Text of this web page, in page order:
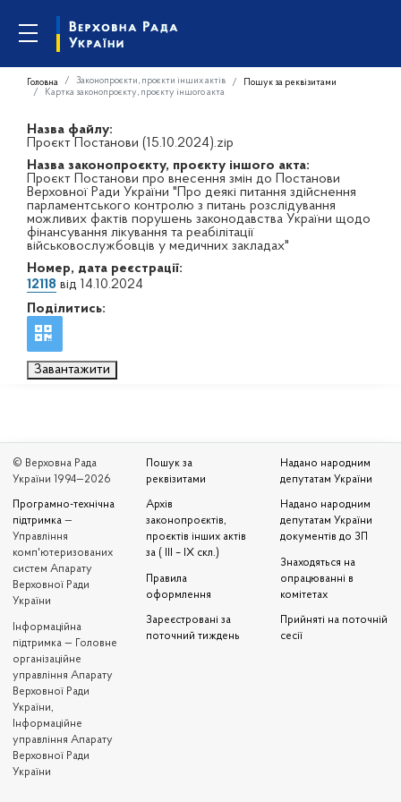
Головна Законопроєкти, проєкти інших актів
Пошук за реквізитами
Картка законопроєкту, проєкту іншого акта
Назва файлу:
Проєкт Постанови (15.10.2024).zip
Назва законопроєкту, проєкту іншого акта:
Проєкт Постанови про внесення змін до Постанови
Верховної Ради України "Про деякі питання здійснення
парламентського контролю з питань розслідування
можливих фактів порушень законодавства України щодо
фінансування лікування та реабілітації
військовослужбовців у медичних закладах"
Номер, дата реєстрації:
12118 від 14.10.2024
Поділитись:
Завантажити
© Верховна Рада
України 1994—2026
Програмно-технічна
підтримка —
Управління
комп'ютеризованих
систем Апарату
Верховної Ради
України
Iнформаційна
підтримка — Головне
організаційне
управління Апарату
Верховної Ради
України,
Інформаційне
управління Апарату
Верховної Ради
України
Пошук за
реквізитами
Архів
законопроєктів,
проєктів інших актів
за ( III – IX скл.)
Правила
оформлення
Зареєстровані за
поточний тиждень
Надано народним
депутатам України
Надано народним
депутатам України
документів до ЗП
Знаходяться на
опрацюванні в
комітетах
Прийняті на поточній
сесії